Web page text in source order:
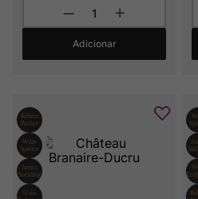
Adicionar